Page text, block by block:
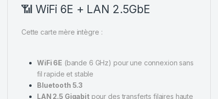
📶 WiFi 6E + LAN 2.5GbE
Cette carte mère intègre :
WiFi 6E (bande 6 GHz) pour une connexion sans
fil rapide et stable
Bluetooth 5.3
LAN 2.5 Gigabitpour des transferts filaires haute